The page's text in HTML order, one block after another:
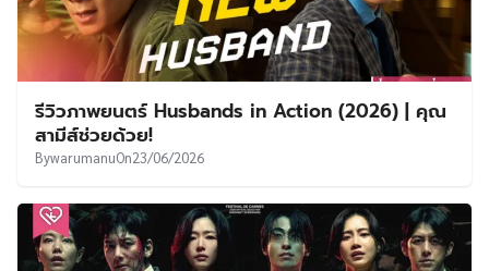
รีวิวภาพยนตร์ Husbands in Action (2026) | คุณ
สามีส์ช่วยด้วย!
BywarumanuOn23/06/2026